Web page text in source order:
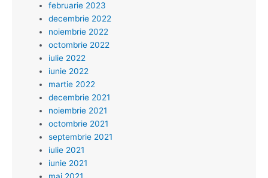
februarie 2023
decembrie 2022
noiembrie 2022
octombrie 2022
iulie 2022
iunie 2022
martie 2022
decembrie 2021
noiembrie 2021
octombrie 2021
septembrie 2021
iulie 2021
iunie 2021